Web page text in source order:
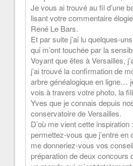
Je vous ai trouvé au fil d’une
lisant votre commentaire
René Le Bars.
Et par suite j’ai lu quelques-
qui m’ont touchée par la
Voyant que êtes à Versailles,
j’ai trouvé la confirmation de
arbre généalogique en ligne…
vois à travers votre photo, la
Yves que je connais depuis
conservatoire de Versailles.
D’où me vient cette inspiration :
permettez-vous que j’entre
me donneriez-vous vos
préparation de deux concours